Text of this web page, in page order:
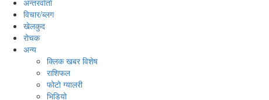
अन्तरर्वार्ता
विचार/ब्लग
खेलकुद
रोचक
अन्य
क्लिक खबर विशेष
राशिफल
फोटो ग्यालरी
भिडियो